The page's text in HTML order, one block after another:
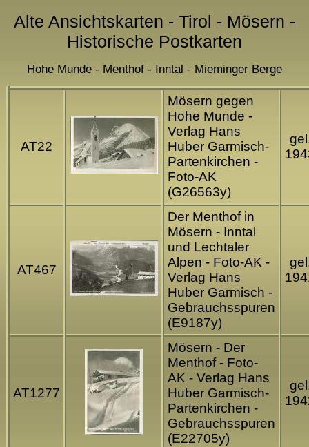
Alte Ansichtskarten - Tirol - Mösern -
Historische Postkarten
Hohe Munde - Menthof - Inntal - Mieminger Berge
AT22
Mösern gegen
Hohe Munde -
Verlag Hans
Huber Garmisch-
Partenkirchen -
Foto-AK
(G26563y)
AT467
Der Menthof in
Mösern - Inntal
und Lechtaler
Alpen - Foto-AK -
Verlag Hans
Huber Garmisch -
Gebrauchsspuren
(E9187y)
AT1277
Mösern - Der
Menthof - Foto-
AK - Verlag Hans
Huber Garmisch-
Partenkirchen -
Gebrauchsspuren
(E22705y)